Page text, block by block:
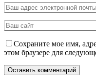
Сохраните мое имя,
этом браузере для